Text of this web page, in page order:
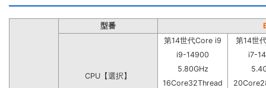
型番
CPU【選択】
第14世代Core i9
第14世
i9-14900
i7-
5.80GHz
16Core32Thread